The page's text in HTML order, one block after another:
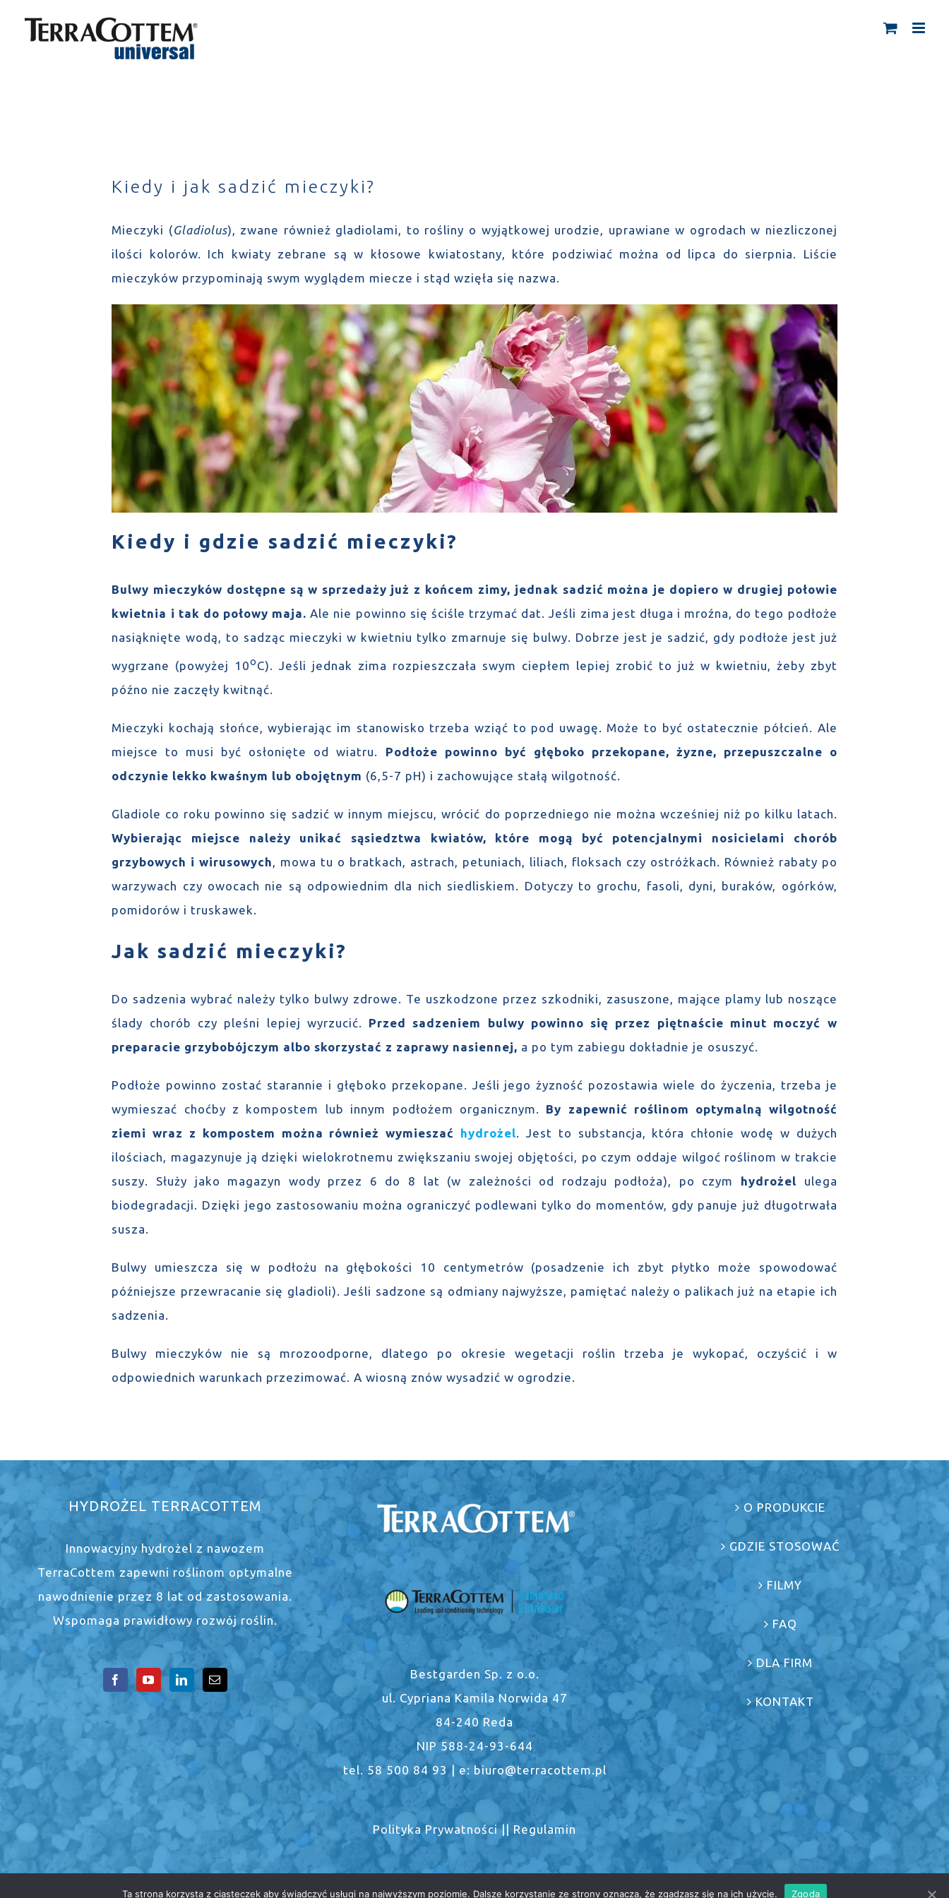
Kiedy i jak sadzić mieczyki?
Mieczyki (Gladiolus), zwane również gladiolami, to rośliny o wyjątkowej urodzie, uprawiane w ogrodach w niezliczonej
ilości kolorów. Ich kwiaty zebrane są w kłosowe kwiatostany, które podziwiać można od lipca do sierpnia. Liście
mieczyków przypominają swym wyglądem miecze i stąd wzięła się nazwa.
Kiedy i gdzie sadzić mieczyki?
Bulwy mieczyków dostępne są w sprzedaży już z końcem zimy, jednak sadzić można je dopiero w drugiej połowie
kwietnia i tak do połowy maja. Ale nie powinno się ściśle trzymać dat. Jeśli zima jest długa i mroźna, do tego podłoże
nasiąknięte wodą, to sadząc mieczyki w kwietniu tylko zmarnuje się bulwy. Dobrze jest je sadzić, gdy podłoże jest już
wygrzane (powyżej 10oC). Jeśli jednak zima rozpieszczała swym ciepłem lepiej zrobić to już w kwietniu, żeby zbyt
późno nie zaczęły kwitnąć.
Mieczyki kochają słońce, wybierając im stanowisko trzeba wziąć to pod uwagę. Może to być ostatecznie półcień. Ale
miejsce to musi być osłonięte od wiatru. Podłoże powinno być głęboko przekopane, żyzne, przepuszczalne o
odczynie lekko kwaśnym lub obojętnym (6,5-7 pH) i zachowujące stałą wilgotność.
Gladiole co roku powinno się sadzić w innym miejscu, wrócić do poprzedniego nie można wcześniej niż po kilku latach.
Wybierając miejsce należy unikać sąsiedztwa kwiatów, które mogą być potencjalnymi nosicielami chorób
grzybowych i wirusowych
, mowa tu o bratkach, astrach, petuniach, liliach, floksach czy ostróżkach. Również rabaty po
warzywach czy owocach nie są odpowiednim dla nich siedliskiem. Dotyczy to grochu, fasoli, dyni, buraków, ogórków,
pomidorów i truskawek.
Jak sadzić mieczyki?
Do sadzenia wybrać należy tylko bulwy zdrowe. Te uszkodzone przez szkodniki, zasuszone, mające plamy lub noszące
ślady chorób czy pleśni lepiej wyrzucić. Przed sadzeniem bulwy powinno się przez piętnaście minut moczyć w
preparacie grzybobójczym albo skorzystać z zaprawy nasiennej, a po tym zabiegu dokładnie je osuszyć.
Podłoże powinno zostać starannie i głęboko przekopane. Jeśli jego żyzność pozostawia wiele do życzenia, trzeba je
wymieszać choćby z kompostem lub innym podłożem organicznym.
By zapewnić roślinom optymalną wilgotność
ziemi wraz z kompostem można również wymieszać hydrożel . Jest to substancja, która chłonie wodę w dużych
ilościach, magazynuje ją dzięki wielokrotnemu zwiększaniu swojej objętości, po czym oddaje wilgoć roślinom w trakcie
suszy. Służy jako magazyn wody przez 6 do 8 lat (w zależności od rodzaju podłoża), po czym hydrożel ulega
biodegradacji. Dzięki jego zastosowaniu można ograniczyć podlewani tylko do momentów, gdy panuje już długotrwała
susza.
Bulwy umieszcza się w podłożu na głębokości 10 centymetrów (posadzenie ich zbyt płytko może spowodować
późniejsze przewracanie się gladioli). Jeśli sadzone są odmiany najwyższe, pamiętać należy o palikach już na etapie ich
sadzenia.
Bulwy mieczyków nie są mrozoodporne, dlatego po okresie wegetacji roślin trzeba je wykopać, oczyścić i w
odpowiednich warunkach przezimować. A wiosną znów wysadzić w ogrodzie.
HYDROŻEL TERRACOTTEM
Innowacyjny hydrożel z nawozem
TerraCottem zapewni roślinom optymalne
nawodnienie przez 8 lat od zastosowania.
Wspomaga prawidłowy rozwój roślin.
Bestgarden Sp. z o.o.
ul. Cypriana Kamila Norwida 47
84-240 Reda
NIP 588-24-93-644
tel. 58 500 84 93 | e: biuro@terracottem.pl
Polityka Prywatności|| Regulamin
O PRODUKCIE
GDZIE STOSOWAĆ
FILMY
FAQ
DLA FIRM
KONTAKT
Ta strona korzysta z ciasteczek aby świadczyć usługi na najwyższym poziomie. Dalsze korzystanie ze strony oznacza, że zgadzasz się na ich użycie. Zgoda